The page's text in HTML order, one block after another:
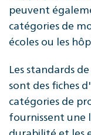
peuvent
catégories de
écoles ou les
Les standards
sont des fiches
catégories de
fournissent une
durabilité et les